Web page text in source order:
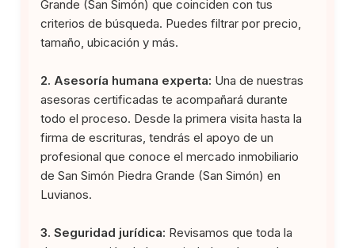
Grande (San Simón) que coinciden con tus
criterios de búsqueda. Puedes filtrar por precio,
tamaño, ubicación y más.
2. Asesoría humana experta: Una de nuestras
asesoras certificadas te acompañará durante
todo el proceso. Desde la primera visita hasta la
firma de escrituras, tendrás el apoyo de un
profesional que conoce el mercado inmobiliario
de San Simón Piedra Grande (San Simón) en
Luvianos.
3. Seguridad jurídica: Revisamos que toda la